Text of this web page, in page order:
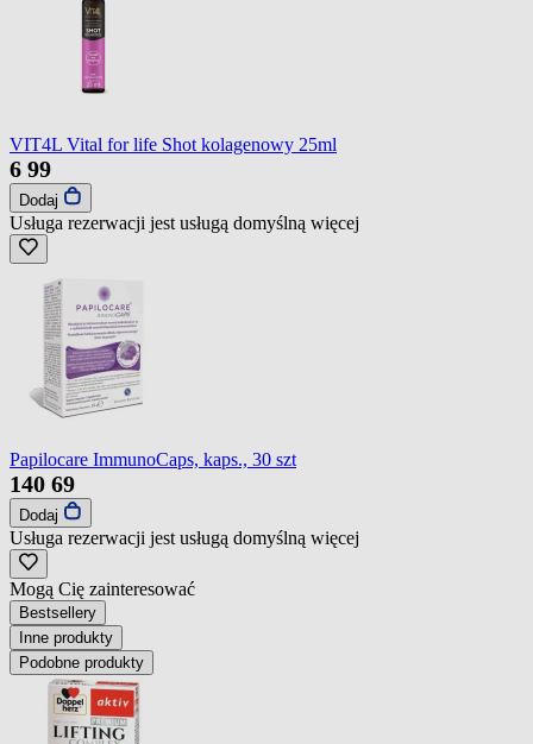
VIT4L Vital for life Shot kolagenowy 25ml
6 99
Dodaj
Usługa rezerwacji jest usługą domyślną więcej
Papilocare ImmunoCaps, kaps., 30 szt
140 69
Dodaj
Usługa rezerwacji jest usługą domyślną więcej
Mogą Cię zainteresować
Bestsellery
Inne produkty
Podobne produkty